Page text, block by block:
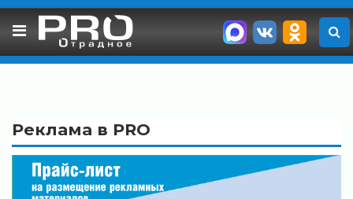
Skip
Реклама в PRO